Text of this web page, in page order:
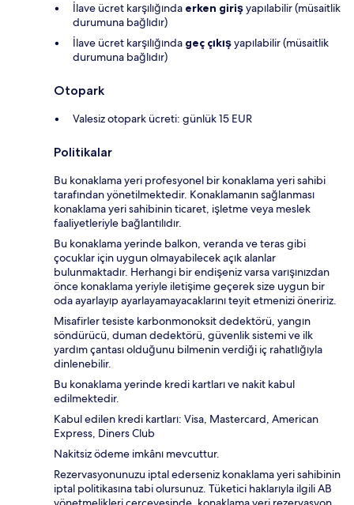
İlave ücret karşılığında erken girişyapılabilir (müsaitlik
durumuna bağlıdır)
İlave ücret karşılığında geç çıkışyapılabilir (müsaitlik
durumuna bağlıdır)
Otopark
Valesiz otopark ücreti: günlük 15 EUR
Politikalar
Bu konaklama yeri profesyonel bir konaklama yeri sahibi
tarafından yönetilmektedir. Konaklamanın sağlanması
konaklama yeri sahibinin ticaret, işletme veya meslek
faaliyetleriyle bağlantılıdır.
Bu konaklama yerinde balkon, veranda ve teras gibi
çocuklar için uygun olmayabilecek açık alanlar
bulunmaktadır. Herhangi bir endişeniz varsa varışınızdan
önce konaklama yeriyle iletişime geçerek size uygun bir
oda ayarlayıp ayarlayamayacaklarını teyit etmenizi öneririz.
Misafirler tesiste karbonmonoksit dedektörü, yangın
söndürücü, duman dedektörü, güvenlik sistemi ve ilk
yardım çantası olduğunu bilmenin verdiği iç rahatlığıyla
dinlenebilir.
Bu konaklama yerinde kredi kartları ve nakit kabul
edilmektedir.
Kabul edilen kredi kartları: Visa, Mastercard, American
Express, Diners Club
Nakitsiz ödeme imkânı mevcuttur.
Rezervasyonunuzu iptal ederseniz konaklama yeri sahibinin
iptal politikasına tabi olursunuz. Tüketici haklarıyla ilgili AB